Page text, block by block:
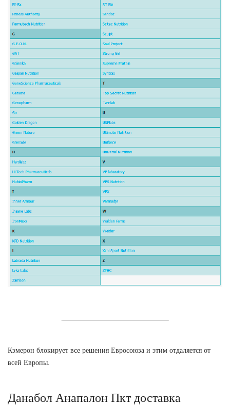
Кэмерон блокирует все решения Евросоюза и этим отдаляется от
всей Европы.
Данабол Анапалон Пкт доставка